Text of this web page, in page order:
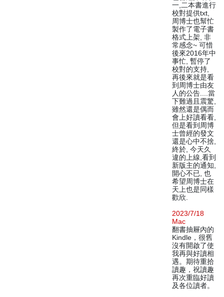
一,二本書進行
校對提供txt,
周博士也幫忙
製作了電子書
格式上架, 非
常感念~ 可惜
後來2016年中
事忙, 暫停了
校對的支持,
再後來就是看
到周博士由友
人的公告....當
下難過且震驚,
雖然還是偶而
會上好讀看看,
但是看到周博
士曾經的發文
還是心中不捨,
終於, 今天久
違的上線,看到
新版主的通知,
開心不已, 也
希望周博士在
天上也是同樣
歡欣.
2023/7/18
Mac
翻書抽屜內的
Kindle，很舊
沒有開啟了使
我再與好讀相
遇。期待重拾
讀趣，祝讀趣
再次重臨好讀
及各位讀者。